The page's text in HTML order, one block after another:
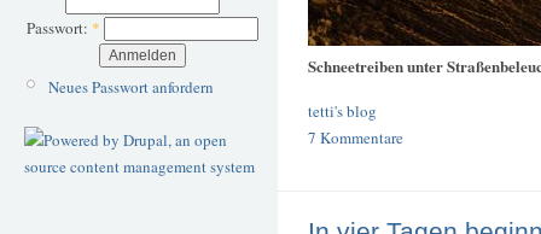
Passwort: *
Neues Passwort anfordern
Schneetreiben unter
tetti's blog
7 Kommentare